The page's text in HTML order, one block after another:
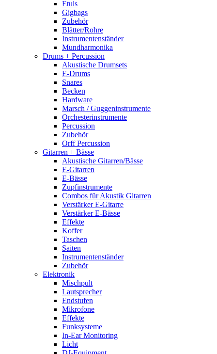
Etuis
Gigbags
Zubehör
Blätter/Rohre
Instrumentenständer
Mundharmonika
Drums + Percussion
Akustische Drumsets
E-Drums
Snares
Becken
Hardware
Marsch / Guggeninstrumente
Orchesterinstrumente
Percussion
Zubehör
Orff Percussion
Gitarren + Bässe
Akustische Gitarren/Bässe
E-Gitarren
E-Bässe
Zupfinstrumente
Combos für Akustik Gitarren
Verstärker E-Gitarre
Verstärker E-Bässe
Effekte
Koffer
Taschen
Saiten
Instrumentenständer
Zubehör
Elektronik
Mischpult
Lautsprecher
Endstufen
Mikrofone
Effekte
Funksysteme
In-Ear Monitoring
Licht